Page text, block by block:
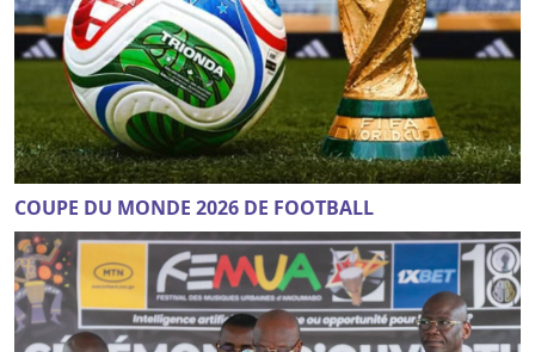
COUPE DU MONDE 2026 DE FOOTBALL